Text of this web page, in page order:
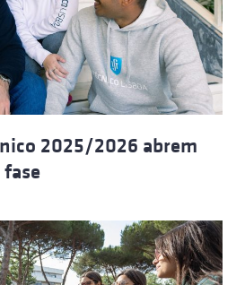
2025/2026 abrem
fase